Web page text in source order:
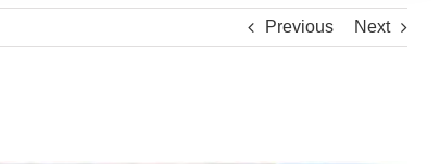
Previous Next